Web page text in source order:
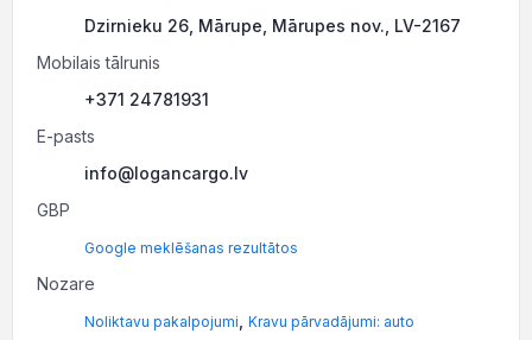
Dzirnieku 26, Mārupe, Mārupes nov., LV-2167
Mobilais tālrunis
+371 24781931
E-pasts
info@logancargo.lv
GBP
Google meklēšanas rezultātos
Nozare
Noliktavu pakalpojumi Kravu pārvadājumi: auto